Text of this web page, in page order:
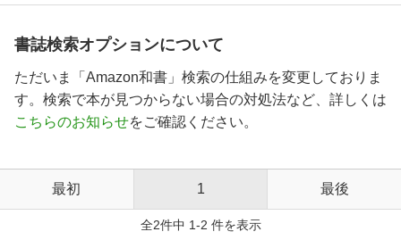
書誌検索オプションについて
ただいま「Amazon和書」検索の仕組みを変更しておりま
す。検索で本が見つからない場合の対処法など、詳しくは
こちらのお知らせをご確認ください。
最初 1 最後
全2件中 1-2 件を表示